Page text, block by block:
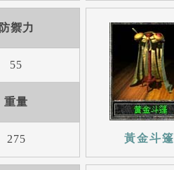
防禦力
55
重量
275 黃金斗篷